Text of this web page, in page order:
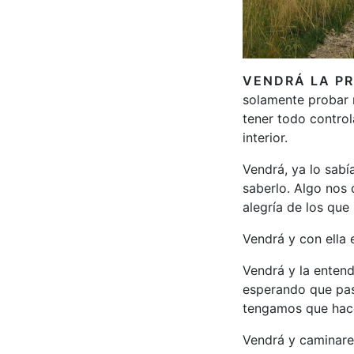
VENDRÁ LA
solamente
tener todo
interior.
Vendrá, ya lo
saberlo. Algo nos
alegría de los
Vendrá y con ella
Vendrá y la
esperando que
tengamos que
Vendrá y